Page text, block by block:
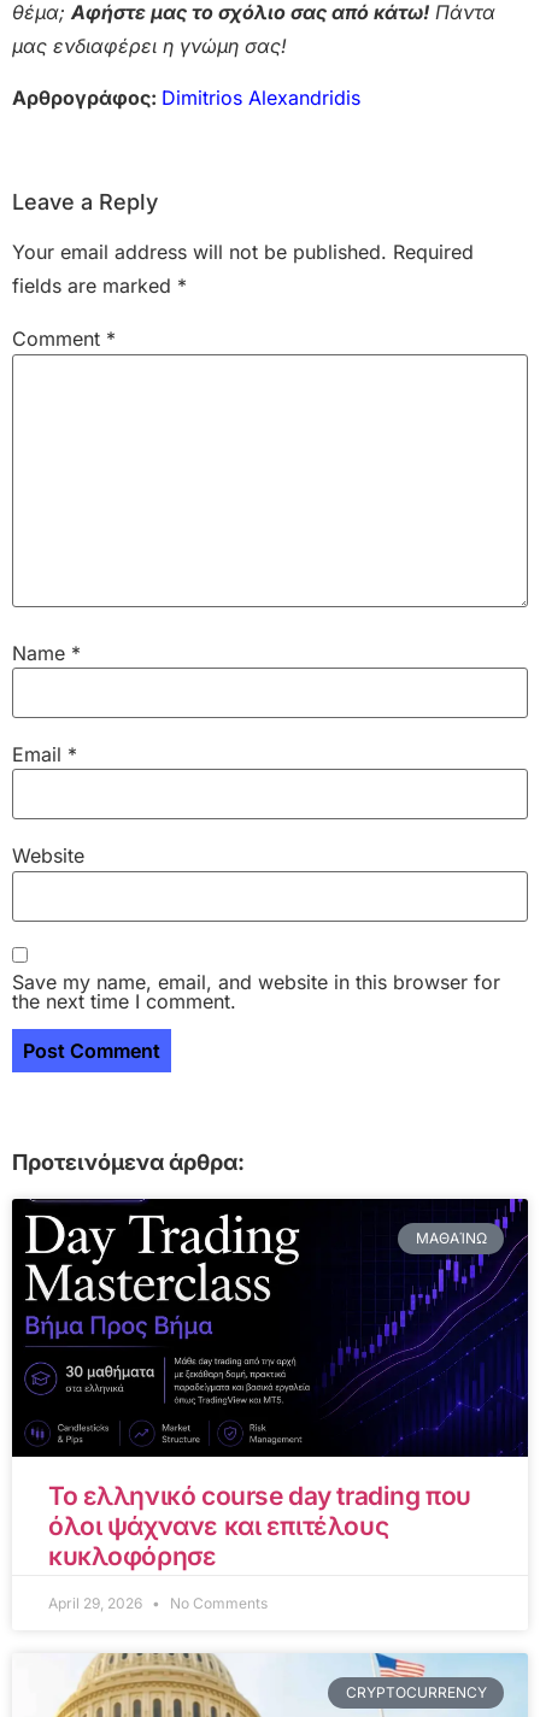
θέμα;Αφήστε μας το σχόλιο σας από κάτω! Πάντα
μας ενδιαφέρει η γνώμη σας!
Αρθρογράφος: Dimitrios Alexandridis
Leave a Reply
Your email address will not be published. Required
fields are marked *
Comment *
Name *
Email *
Website
Save my name, email, and website in this browser for
the next time I comment.
Προτεινόμενα άρθρα:
ΜΑΘΑΊΝΩ
Το ελληνικό course day trading που
όλοι ψάχνανε και επιτέλους
κυκλοφόρησε
April 29, 2026 No Comments
CRYPTOCURRENCY